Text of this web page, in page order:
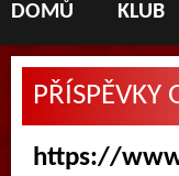
DOMŮ KLUB
https://